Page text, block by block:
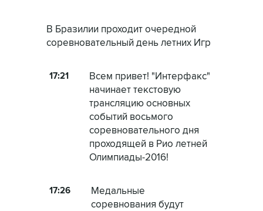
В Бразилии проходит очередной
соревновательный день летних Игр
17:21
Всем привет! "Интерфакс"
начинает текстовую
трансляцию основных
событий восьмого
соревновательного дня
проходящей в Рио летней
Олимпиады-2016!
17:26
Медальные
соревнования будут